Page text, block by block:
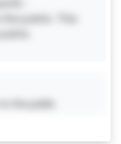
public. This
the public.